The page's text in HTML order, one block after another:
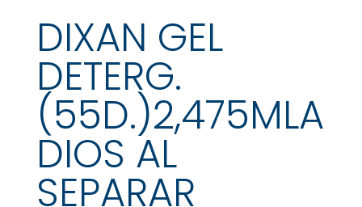
DIXAN GEL
DETERG.
(55D.)2,475MLA
DIOS AL
SEPARAR